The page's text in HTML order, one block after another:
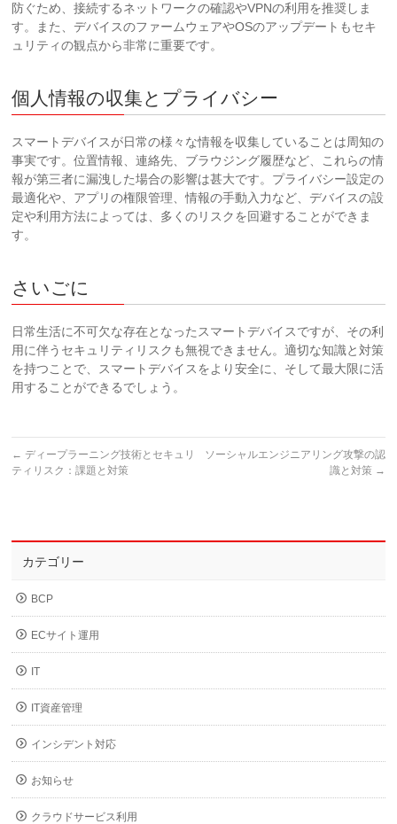
防ぐため、接続するネットワークの確認やVPNの利用を推奨しま
す。また、デバイスのファームウェアやOSのアップデートもセキ
ュリティの観点から非常に重要です。
個人情報の収集とプライバシー
スマートデバイスが日常の様々な情報を収集していることは周知の
事実です。位置情報、連絡先、ブラウジング履歴など、これらの情
報が第三者に漏洩した場合の影響は甚大です。プライバシー設定の
最適化や、アプリの権限管理、情報の手動入力など、デバイスの設
定や利用方法によっては、多くのリスクを回避することができま
す。
さいごに
日常生活に不可欠な存在となったスマートデバイスですが、その利
用に伴うセキュリティリスクも無視できません。適切な知識と対策
を持つことで、スマートデバイスをより安全に、そして最大限に活
用することができるでしょう。
← ディープラーニング技術とセキュリ
ティリスク：課題と対策
ソーシャルエンジニアリング攻撃の認
識と対策 →
カテゴリー
BCP
ECサイト運用
IT
IT資産管理
インシデント対応
お知らせ
クラウドサービス利用